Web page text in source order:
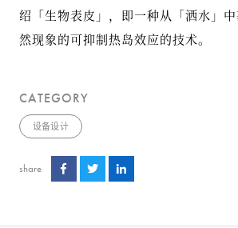
绍「生物表皮」，即一种从「洒水」
然现象的可抑制热岛效应的技术。
CATEGORY
设备设计
share